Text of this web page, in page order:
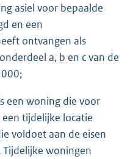
asiel voor bepaalde
en een
ontvangen als
a, b en c van de
een woning die voor
tijdelijke locatie
voldoet aan de eisen
woningen